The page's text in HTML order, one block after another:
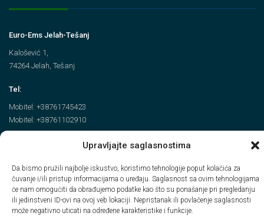
Upravljajte saglasnostima
Da bismo pružili najbolje iskustvo, koristimo tehnologije poput kolačića za
čuvanje i/ili pristup informacijama o uređaju. Saglasnost sa ovim tehnologijama
će nam omogućiti da obrađujemo podatke kao što su ponašanje pri pregledanju
ili jedinstveni ID-ovi na ovoj veb lokaciji. Nepristanak ili povlačenje saglasnosti
može negativno uticati na određene karakteristike i funkcije.
Euro-Ems Jelah-Tešanj
Kalošević 1,
74264 Jelah, Tešanj
Tel:
Mobitel: +38761745423
Mobitel: +38761102910